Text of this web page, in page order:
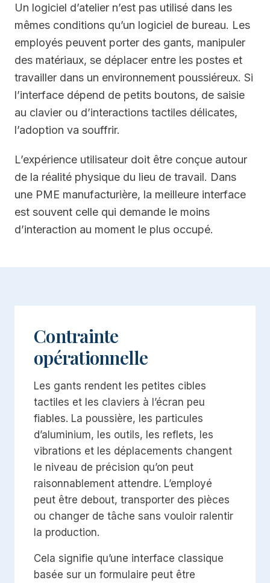
Un logiciel d’atelier n’est pas utilisé dans les
mêmes conditions qu’un logiciel de bureau. Les
employés peuvent porter des gants, manipuler
des matériaux, se déplacer entre les postes et
travailler dans un environnement poussiéreux. Si
l’interface dépend de petits boutons, de saisie
au clavier ou d’interactions tactiles délicates,
l’adoption va souffrir.
L’expérience utilisateur doit être conçue autour
de la réalité physique du lieu de travail. Dans
une PME manufacturière, la meilleure interface
est souvent celle qui demande le moins
d’interaction au moment le plus occupé.
Contrainte
opérationnelle
Les gants rendent les petites cibles
tactiles et les claviers à l’écran peu
fiables. La poussière, les particules
d’aluminium, les outils, les reflets, les
vibrations et les déplacements changent
le niveau de précision qu’on peut
raisonnablement attendre. L’employé
peut être debout, transporter des pièces
ou changer de tâche sans vouloir ralentir
la production.
Cela signifie qu’une interface classique
basée sur un formulaire peut être